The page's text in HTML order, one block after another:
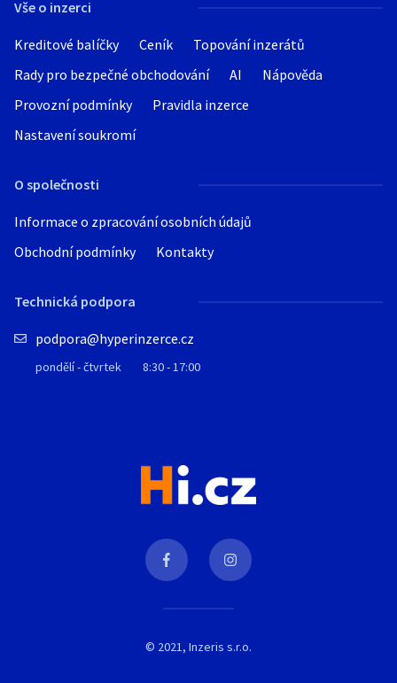
Vše o inzerci
Kreditové balíčky Ceník
Topování inzerátů
Rady pro bezpečné obchodování
AI
Nápověda
Provozní podmínky
Pravidla inzerce
Nastavení soukromí
O společnosti
Informace o zpracování osobních údajů
Obchodní podmínky
Kontakty
Technická podpora
podpora@hyperinzerce.cz
pondělí - čtvrtek 8:30 - 17:00
© 2021, Inzeris s.r.o.